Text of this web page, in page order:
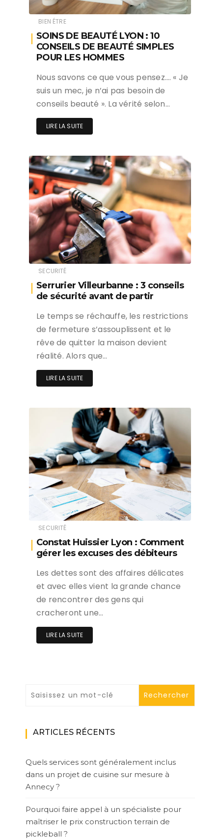
BIEN ÉTRE
SOINS DE BEAUTÉ LYON : 10
CONSEILS DE BEAUTÉ SIMPLES
POUR LES HOMMES
Nous savons ce que vous pensez…. « Je
suis un mec, je n’ai pas besoin de
conseils beauté ». La vérité selon…
LIRE LA SUITE
SECURITÉ
Serrurier Villeurbanne : 3 conseils
de sécurité avant de partir
Le temps se réchauffe, les restrictions
de fermeture s’assouplissent et le
rêve de quitter la maison devient
réalité. Alors que…
LIRE LA SUITE
SECURITÉ
Constat Huissier Lyon : Comment
gérer les excuses des débiteurs
Les dettes sont des affaires délicates
et avec elles vient la grande chance
de rencontrer des gens qui
cracheront une…
LIRE LA SUITE
ARTICLES RÉCENTS
Quels services sont généralement inclus
dans un projet de cuisine sur mesure à
Annecy ?
Pourquoi faire appel à un spécialiste pour
maîtriser le prix construction terrain de
pickleball ?